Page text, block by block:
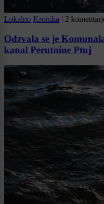
Lokalno Kronika | 2
Odzvala se je
kanal Perutnine Ptuj